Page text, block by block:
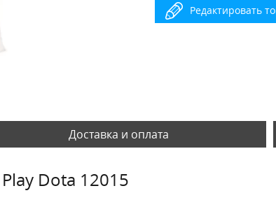
Редактировать
Доставка и оплата
Dota 12015